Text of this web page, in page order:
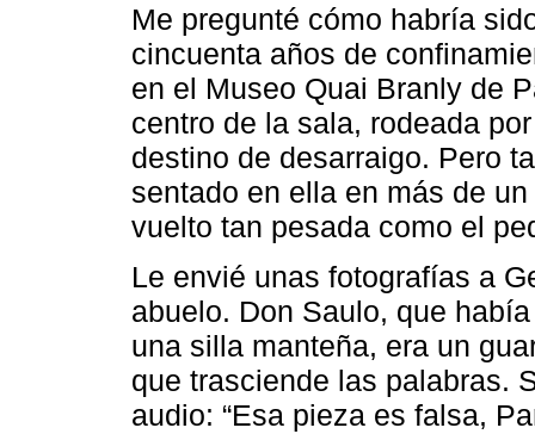
Me pregunté cómo habría
cincuenta años de
en el Museo Quai Branly de
centro de la sala, rodeada
destino de desarraigo. Pero
sentado en ella en más de
vuelto tan pesada como el
Le envié unas fotografías a
abuelo. Don Saulo, que
una silla manteña, era un
que trasciende las palabras.
audio: “Esa pieza es falsa,